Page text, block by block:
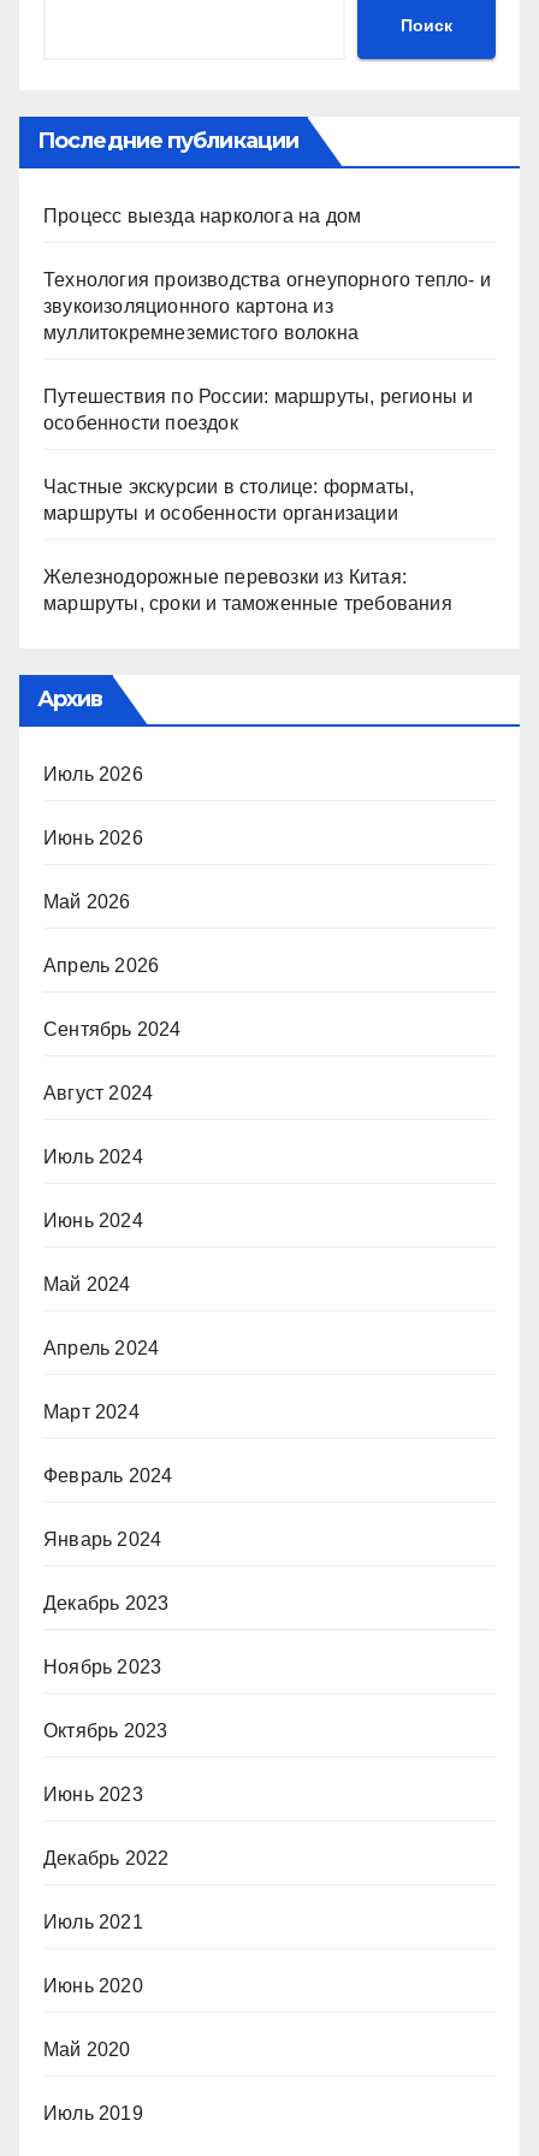
Поиск
Последние публикации
Процесс выезда нарколога на дом
Технология производства огнеупорного тепло- и
звукоизоляционного картона из
муллитокремнеземистого волокна
Путешествия по России: маршруты, регионы и
особенности поездок
Частные экскурсии в столице: форматы,
маршруты и особенности организации
Железнодорожные перевозки из Китая:
маршруты, сроки и таможенные требования
Архив
Июль 2026
Июнь 2026
Май 2026
Апрель 2026
Сентябрь 2024
Август 2024
Июль 2024
Июнь 2024
Май 2024
Апрель 2024
Март 2024
Февраль 2024
Январь 2024
Декабрь 2023
Ноябрь 2023
Октябрь 2023
Июнь 2023
Декабрь 2022
Июль 2021
Июнь 2020
Май 2020
Июль 2019